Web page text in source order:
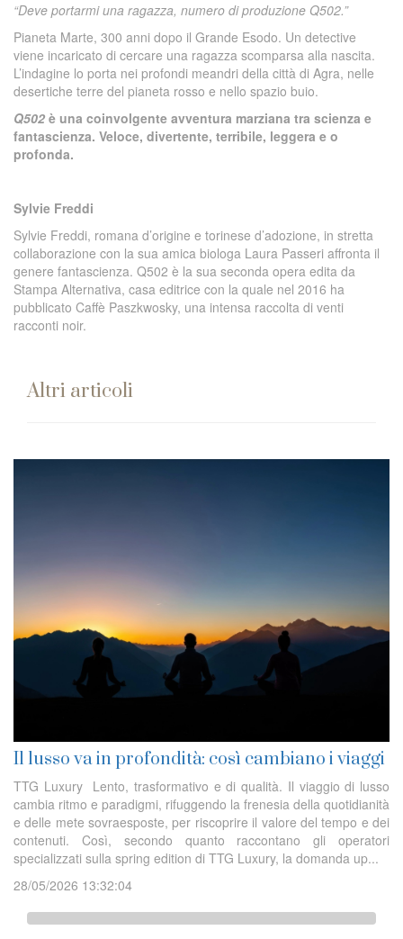
“Deve portarmi una ragazza, numero di produzione Q502.”
Pianeta Marte, 300 anni dopo il Grande Esodo. Un detective
viene incaricato di cercare una ragazza scomparsa alla nascita.
L’indagine lo porta nei profondi meandri della città di Agra, nelle
desertiche terre del pianeta rosso e nello spazio buio.
Q502 è una coinvolgente avventura marziana tra scienza e
fantascienza. Veloce, divertente, terribile, leggera e o
profonda.
Sylvie Freddi
Sylvie Freddi, romana d’origine e torinese d’adozione, in stretta
collaborazione con la sua amica biologa Laura Passeri affronta il
genere fantascienza. Q502 è la sua seconda opera edita da
Stampa Alternativa, casa editrice con la quale nel 2016 ha
pubblicato Caffè Paszkwosky, una intensa raccolta di venti
racconti noir.
Altri articoli
Il lusso va in profondità: così cambiano i viaggi
TTG Luxury Lento, trasformativo e di qualità. Il viaggio di lusso
cambia ritmo e paradigmi, rifuggendo la frenesia della quotidianità
e delle mete sovraesposte, per riscoprire il valore del tempo e dei
contenuti. Così, secondo quanto raccontano gli operatori
specializzati sulla spring edition di TTG Luxury, la domanda up...
28/05/2026 13:32:04